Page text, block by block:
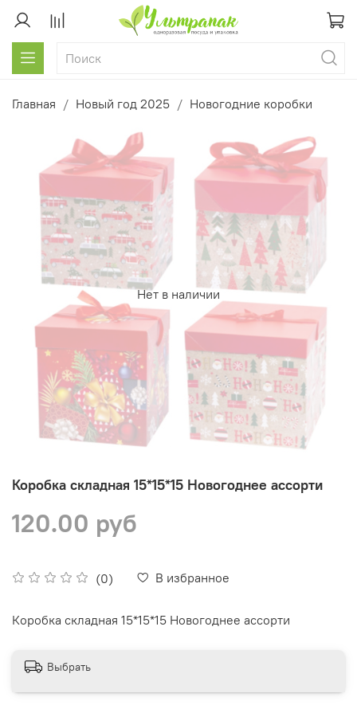
Главная Новый год 2025 Новогодние коробки
Нет в наличии
Коробка складная 15*15*15 Новогоднее ассорти
(0) В избранное
120.00 руб
Коробка складная 15*15*15 Новогоднее ассорти
Выбрать